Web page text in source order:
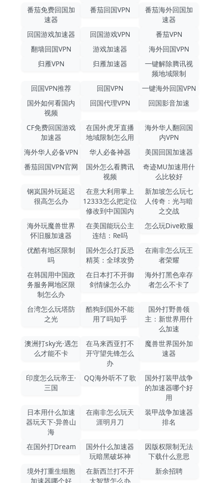
番茄免费回国加
速器
番茄回国VPN
番茄海外回国加
速器
回国游戏加速器
回国游戏VPN
番茄VPN
翻墙回国VPN
游戏加速器
海外回国VPN
归雁VPN
归雁加速器
一键解除腾讯视
频地域限制
回国VPN推荐
回国VPN
一键海外回国VPN
国外如何看国内
视频
回国代理VPN 回国影音加速
CF免费回国游戏
加速器
在国外虎牙直播
地域限制怎么用
海外华人翻回国
内VPN
海外华人必备VPN
华人必备神器
美国回国加速器
番茄回国VPN官网
国外怎么看腾讯
视频
奇迹MU加速用什
么比较好
钢岚国外玩延迟
很高怎么办
在意大利用掌上
12333怎么把定位
修改到中国国内
新加坡怎么玩七
人传奇：光与暗
之交战
海外玩魔兽世界
怀旧服加速器
在美国能玩公主
连结：Re吗
怎么玩Dive欧服
优酷有地区限制
吗
国外怎么打反恐
精英：全球攻势
在南非怎么玩王
者荣耀
在韩国用中国政
务服务网地区限
制怎么办
在日本打不开御
剑情缘怎么办
海外打黑色幸存
者怎么不卡了
台湾怎么玩塔防
之光
酷狗到国外不能
用了吗知乎
国外打野兽领
主：新世界用什
么加速
澳洲打sky光·遇怎
么才能不卡
在马来西亚打不
开守望先锋怎么
办
魔兽世界国外加
速器
印度怎么玩帝王·
三国
QQ海外听不了歌
国外打装甲战争
的加速器哪个好
用
日本用什么加速
器玩天下-异兽山
海
在南非怎么玩天
涯明月刀
装甲战争加速器
排名
在国外打Dream
国外什么加速器
玩暗黑破坏神
因版权限制无法
下载什么意思
境外打重生细胞
加速器哪个好
在新西兰打不开
大智慧怎么办
新余招聘